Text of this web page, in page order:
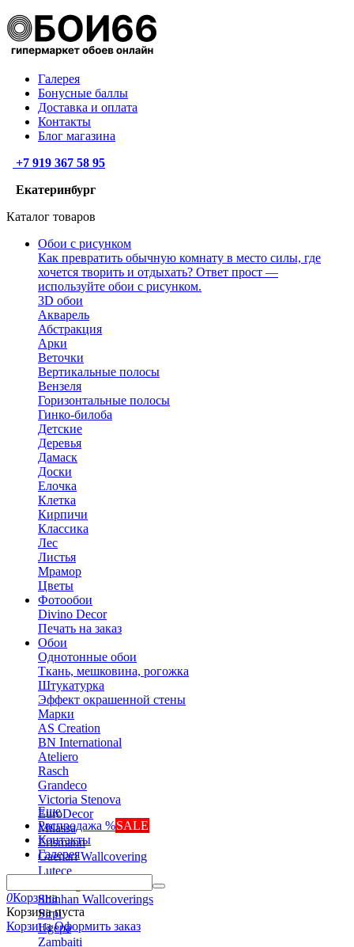
Галерея
Бонусные баллы
Доставка и оплата
Контакты
Блог магазина
+7 919 367 58 95
Екатеринбург
Каталог товаров
Обои с рисунком
Как превратить обычную комнату в место силы, где
хочется творить и отдыхать? Ответ прост —
используйте обои с рисунком.
3D обои
Акварель
Абстракция
Арки
Веточки
Вертикальные полосы
Вензеля
Горизонтальные полосы
Гинко-билоба
Детские
Деревья
Дамаск
Доски
Елочка
Клетка
Кирпичи
Классика
Лес
Листья
Мрамор
Цветы
Фотообои
Divino Decor
Печать на заказ
Обои
Однотонные обои
Ткань, мешковина, рогожка
Штукатурка
Эффект окрашенной стены
Марки
AS Creation
BN International
Ateliero
Rasch
Grandeco
Victoria Stenova
EuroDecor
Milassa
Erismann
Gaenari Wallcovering
Lutece
Shinhan Wallcoverings
Sirpi
Ugepa
Zambaiti
Еще
Распродажа %SALE
Контакты
Галерея
0Корзина
Корзина пуста
Корзина Оформить заказ